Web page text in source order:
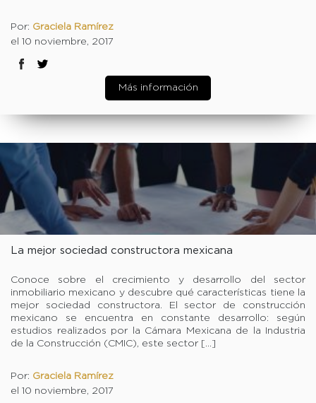
Por: Graciela Ramírez
el 10 noviembre, 2017
Más información
La mejor sociedad constructora mexicana
Conoce sobre el crecimiento y desarrollo del sector
inmobiliario mexicano y descubre qué características tiene la
mejor sociedad constructora. El sector de construcción
mexicano se encuentra en constante desarrollo: según
estudios realizados por la Cámara Mexicana de la Industria
de la Construcción (CMIC), este sector […]
Por: Graciela Ramírez
el 10 noviembre, 2017